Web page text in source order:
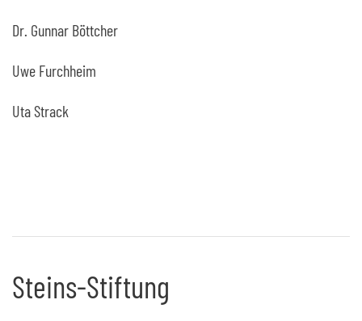
Dr. Gunnar Böttcher
Uwe Furchheim
Uta Strack
Steins-Stiftung